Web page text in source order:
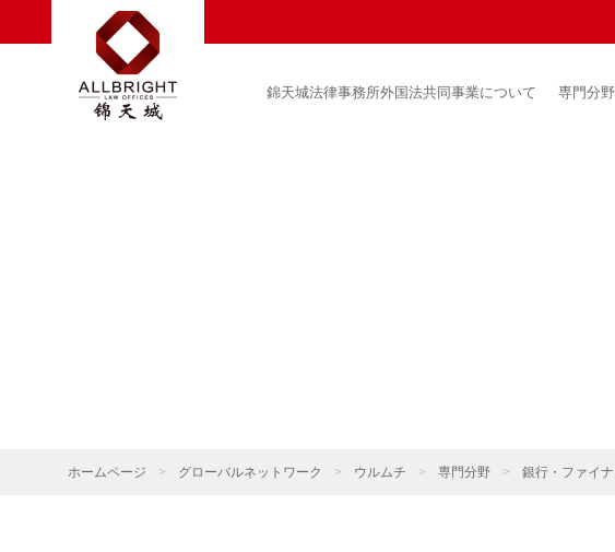
錦天城法律事務所外国法共同事業について 専門分野
ホームページ > グローバルネットワーク > ウルムチ > 専門分野 > 銀行・ファイ